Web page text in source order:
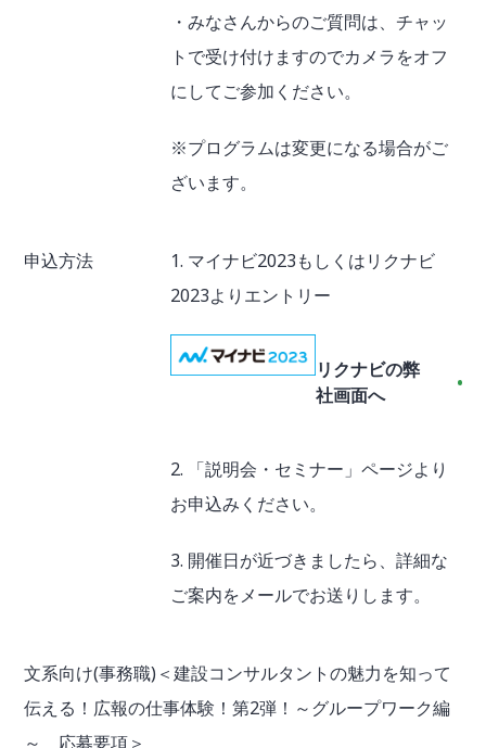
・みなさんからのご質問は、チャッ
トで受け付けますのでカメラをオフ
にしてご参加ください。
※プログラムは変更になる場合がご
ざいます。
申込方法
1. マイナビ2023もしくはリクナビ
2023よりエントリー
リクナビの弊
社画面へ
2. 「説明会・セミナー」ページより
お申込みください。
3. 開催日が近づきましたら、詳細な
ご案内をメールでお送りします。
文系向け(事務職)＜建設コンサルタントの魅力を知って
伝える！広報の仕事体験！第2弾！～グループワーク編
～ 応募要項＞